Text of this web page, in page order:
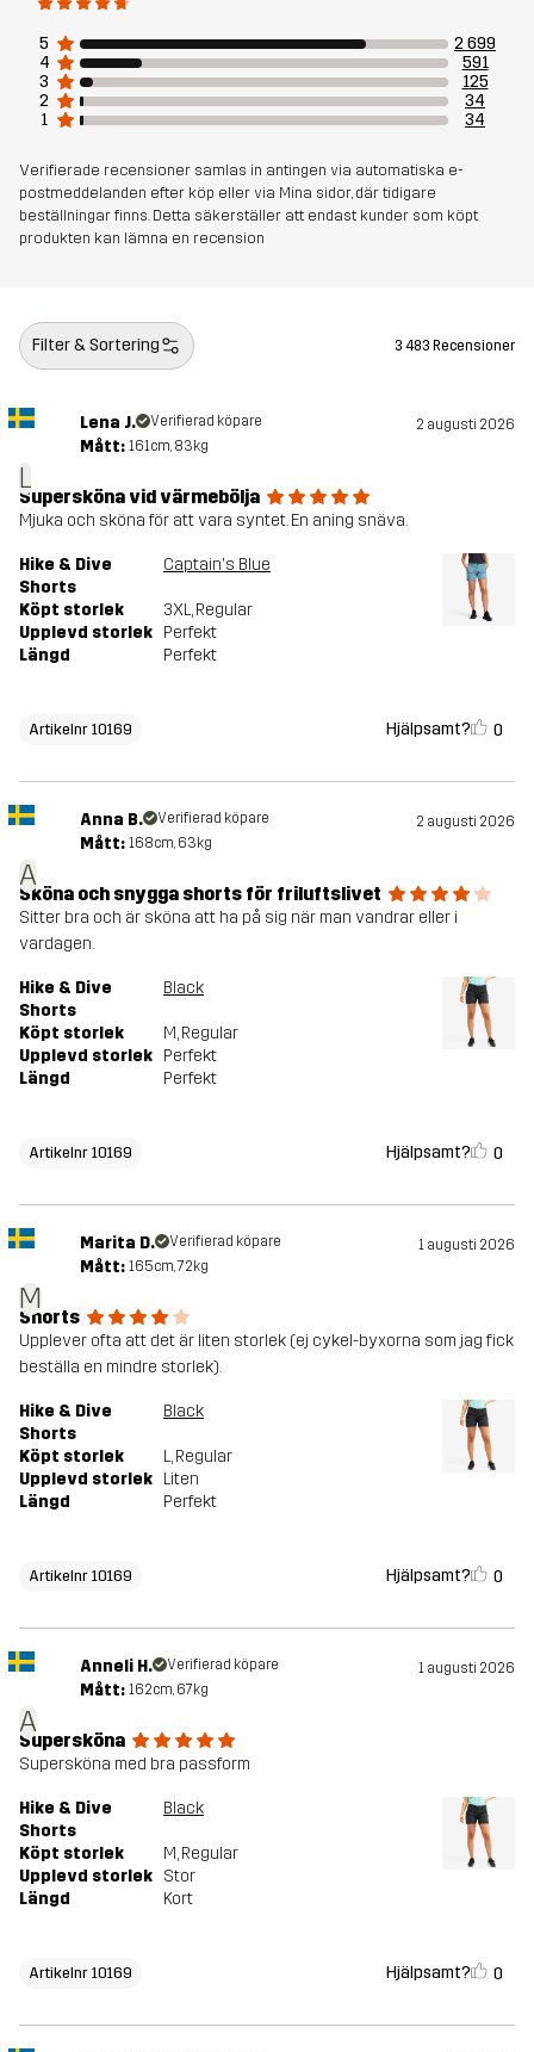
Skapad för
Artikelnummer 10169_2001
5
2 699
4
591
3
125
2
34
1
34
Verifierade recensioner samlas in antingen via automatiska e-
postmeddelanden efter köp eller via Mina sidor, där tidigare
beställningar finns. Detta säkerställer att endast kunder som köpt
produkten kan lämna en recension
Filter & Sortering 3 483 Recensioner
L
Lena J. Verifierad köpare 2 augusti 2026
Mått: 161cm, 83kg
Supersköna vid värmebölja
Mjuka och sköna för att vara syntet. En aning snäva.
Hike & Dive
Shorts
Captain's Blue
Köpt storlek 3XL, Regular
Upplevd storlek Perfekt
Längd
Perfekt
Artikelnr 10169 Hjälpsamt? 0
A
Anna B. Verifierad köpare 2 augusti 2026
Mått: 168cm, 63kg
Sköna och snygga shorts för friluftslivet
Sitter bra och är sköna att ha på sig när man vandrar eller i
vardagen.
Hike & Dive
Shorts
Black
Köpt storlek M, Regular
Upplevd storlek Perfekt
Längd
Perfekt
Artikelnr 10169 Hjälpsamt? 0
M
Marita D. Verifierad köpare 1 augusti 2026
Mått: 165cm, 72kg
Shorts
Upplever ofta att det är liten storlek (ej cykel-byxorna som jag fick
beställa en mindre storlek).
Hike & Dive
Shorts
Black
Köpt storlek L, Regular
Upplevd storlek Liten
Längd
Perfekt
Artikelnr 10169 Hjälpsamt? 0
A
Anneli H. Verifierad köpare 1 augusti 2026
Mått: 162cm, 67kg
Supersköna
Supersköna med bra passform
Hike & Dive
Shorts
Black
Köpt storlek M, Regular
Upplevd storlek Stor
Längd
Kort
Artikelnr 10169 Hjälpsamt? 0